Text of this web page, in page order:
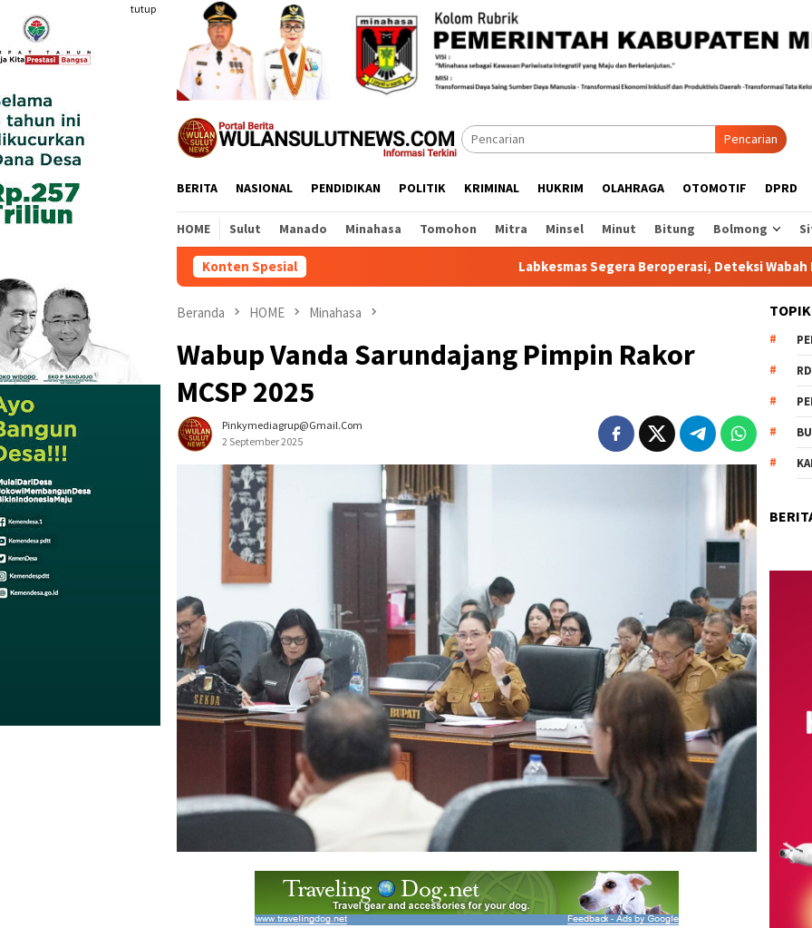
konten
tutup
Pencarian
BERITA NASIONAL PENDIDIKAN POLITIK KRIMINAL HUKRIM OLAHRAGA OTOMOTIF DPRD
HOME Sulut Manado Minahasa Tomohon Mitra Minsel Minut Bitung Bolmong
Konten Spesial Labkesmas Segera Beroperasi, Deteksi Wabah Kini Lebih Cepat
Beranda HOME Minahasa
Wabup Vanda Sarundajang Pimpin Rakor
MCSP 2025
Pinkymediagrup@gmail.com
2 September 2025